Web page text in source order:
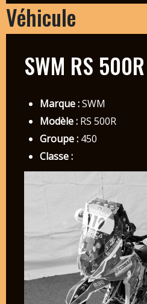
Véhicule
SWM RS 500R
Marque :SWM
Modèle :RS 500R
Groupe :450
Classe :